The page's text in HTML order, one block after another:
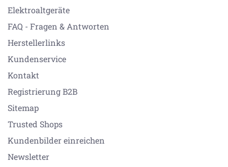
Elektroaltgeräte
FAQ - Fragen & Antworten
Herstellerlinks
Kundenservice
Kontakt
Registrierung B2B
Sitemap
Trusted Shops
Kundenbilder einreichen
Newsletter